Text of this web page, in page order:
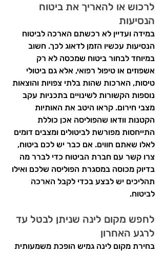
לרכוש או להאריך את ביטוח
הנסיעות
במידה ועדיין לא רכשתם הארכה לביטוח
הנסיעות עכשיו הזמן לדאוג לכך. חשוב
במיוחד לבחור ביטוח שמכסה לא רק
אשפוזים או טיפול רפואי, אלא גם ביטולי
טיסות, הארכות שהות בלתי צפויות והוצאות
נוספות הקשורות לשינויים בתכניות עקב
מצבי חירום. קראו היטב את האותיות
הקטנות וודאו שהפוליסה אכן כוללת
התייחסות מפורשת לביטולים ומצבים דומים
לאלו שאתם חווים. אם כבר יש לכם ביטוח,
צרו קשר עם חברת הביטוח כדי לברר מה
בדיוק מכוסה במסגרת הפוליסה שלכם ואילו
תהליכים יש לבצע בכדי לקבל הארכה
לביטוח.
לחפש מקום לינה שניתן לבטל עד
לרגע האחרון
בחירת מקום לינה גמיש הופכת משמעותית